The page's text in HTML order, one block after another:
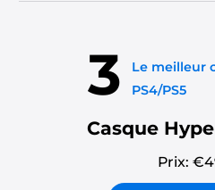
3
Le meilleur
PS4/PS5
Casque
Prix: €